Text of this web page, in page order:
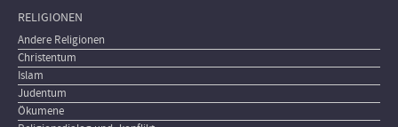
RELIGIONEN
Andere Religionen
Christentum
Islam
Judentum
Ökumene